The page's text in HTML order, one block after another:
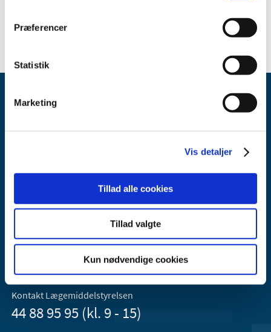
Præferencer
Statistik
Marketing
Vis detaljer
Tillad alle cookies
Tillad valgte
Kun nødvendige cookies
Lægemiddelstyrelsen
2300 København S
Lægemiddelstyrelsen er en del af
Sundheds- og Kirkeministeriet.
Kontakt Lægemiddelstyrelsen
44 88 95 95 (kl. 9 - 15)